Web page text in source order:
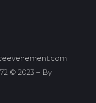
© 2023 – By